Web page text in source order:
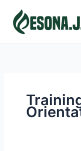
content